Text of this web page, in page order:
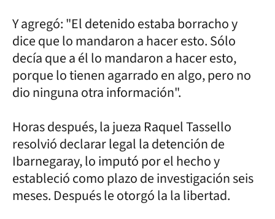
Y agregó: "El detenido estaba borracho y
dice que lo mandaron a hacer esto. Sólo
decía que a él lo mandaron a hacer esto,
porque lo tienen agarrado en algo, pero no
dio ninguna otra información".
Horas después, la jueza Raquel Tassello
resolvió declarar legal la detención de
Ibarnegaray, lo imputó por el hecho y
estableció como plazo de investigación seis
meses. Después le otorgó la la libertad.